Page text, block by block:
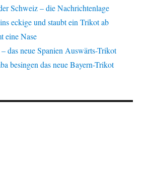
Schweiz – die Nachrichtenlage
eckige und staubt ein Trikot ab
eine Nase
das neue Spanien Auswärts-Trikot
besingen das neue Bayern-Trikot